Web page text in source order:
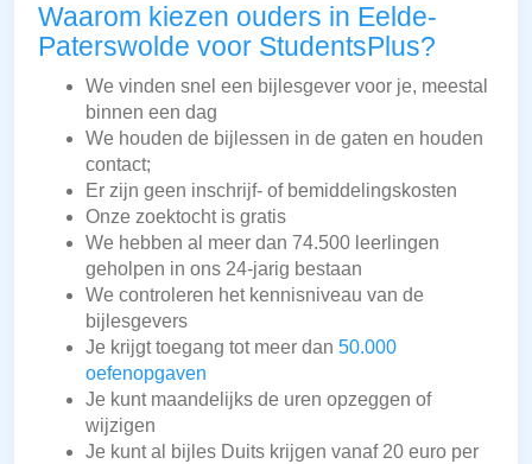
Waarom kiezen ouders in Eelde-
Paterswolde voor StudentsPlus?
We vinden snel een bijlesgever voor je, meestal
binnen een dag
We houden de bijlessen in de gaten en houden
contact;
Er zijn geen inschrijf- of bemiddelingskosten
Onze zoektocht is gratis
We hebben al meer dan 74.500 leerlingen
geholpen in ons 24-jarig bestaan
We controleren het kennisniveau van de
bijlesgevers
Je krijgt toegang tot meer dan 50.000
oefenopgaven
Je kunt maandelijks de uren opzeggen of
wijzigen
Je kunt al bijles Duits krijgen vanaf 20 euro per